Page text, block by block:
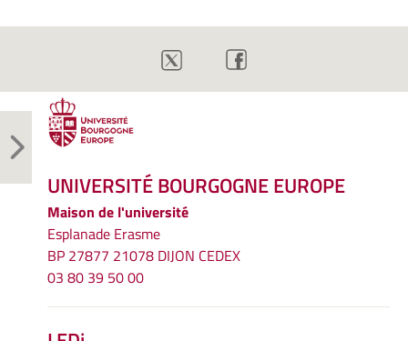
UNIVERSITÉ BOURGOGNE EUROPE
Maison de l'université
Esplanade Erasme
BP 27877 21078 DIJON CEDEX
03 80 39 50 00